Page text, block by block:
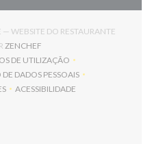
WEBSITE DO RESTAURANTE
ZENCHEF
JANELA))
DE UTILIZAÇÃO
((ABRE NUMA NOVA JANELA))
DADOS PESSOAIS
NUMA NOVA JANELA))
NOVA JANELA))
ACESSIBILIDADE
((ABRE NUMA NOVA